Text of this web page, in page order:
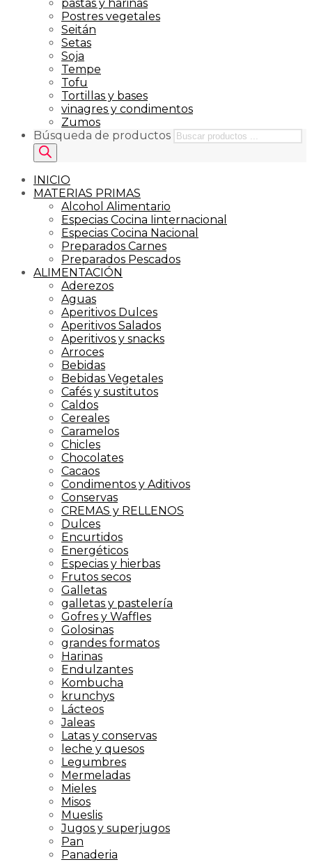
pastas y harinas
Postres vegetales
Seitán
Setas
Soja
Tempe
Tofu
Tortillas y bases
vinagres y condimentos
Zumos
Búsqueda de productos
INICIO
MATERIAS PRIMAS
Alcohol Alimentario
Especias Cocina Iinternacional
Especias Cocina Nacional
Preparados Carnes
Preparados Pescados
ALIMENTACIÓN
Aderezos
Aguas
Aperitivos Dulces
Aperitivos Salados
Aperitivos y snacks
Arroces
Bebidas
Bebidas Vegetales
Cafés y sustitutos
Caldos
Cereales
Caramelos
Chicles
Chocolates
Cacaos
Condimentos y Aditivos
Conservas
CREMAS y RELLENOS
Dulces
Encurtidos
Energéticos
Especias y hierbas
Frutos secos
Galletas
galletas y pastelería
Gofres y Waffles
Golosinas
grandes formatos
Harinas
Endulzantes
Kombucha
krunchys
Lácteos
Jaleas
Latas y conservas
leche y quesos
Legumbres
Mermeladas
Mieles
Misos
Mueslis
Jugos y superjugos
Pan
Panaderia